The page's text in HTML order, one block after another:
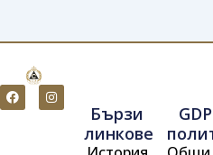
F
a
c
I
n
s
Бързи
линкове